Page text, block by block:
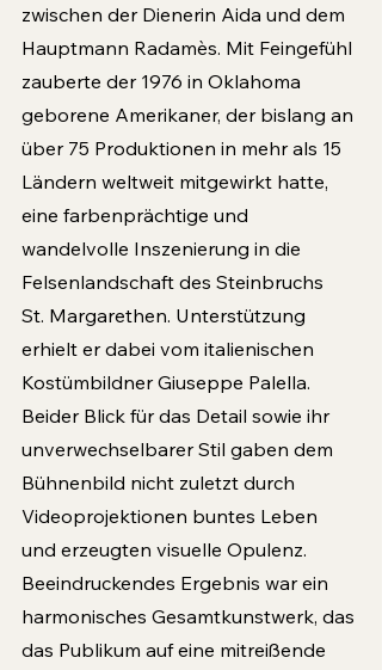
zwischen der Dienerin Aida und dem
Hauptmann Radamès. Mit Feingefühl
zauberte der 1976 in Oklahoma
geborene Amerikaner, der bislang an
über 75 Produktionen in mehr als 15
Ländern weltweit mitgewirkt hatte,
eine farbenprächtige und
wandelvolle Inszenierung in die
Felsenlandschaft des Steinbruchs
St. Margarethen. Unterstützung
erhielt er dabei vom italienischen
Kostümbildner Giuseppe Palella.
Beider Blick für das Detail sowie ihr
unverwechselbarer Stil gaben dem
Bühnenbild nicht zuletzt durch
Videoprojektionen buntes Leben
und erzeugten visuelle Opulenz.
Beeindruckendes Ergebnis war ein
harmonisches Gesamtkunstwerk, das
das Publikum auf eine mitreißende